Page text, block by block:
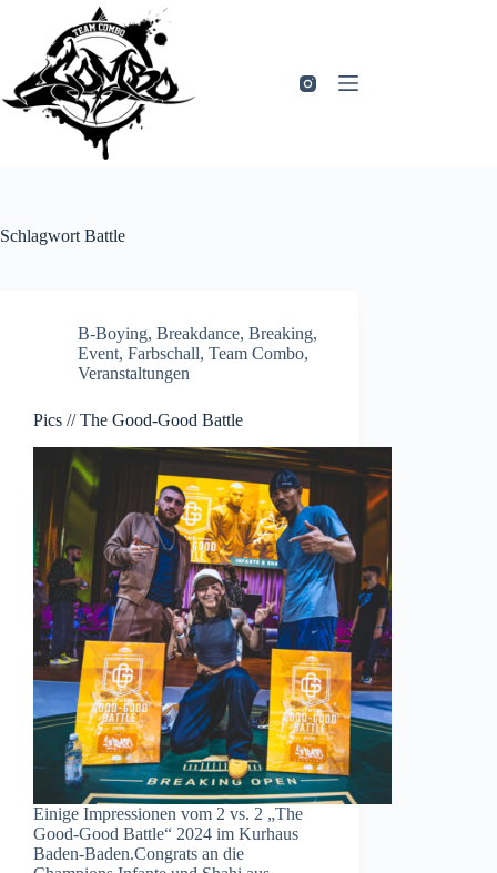
springen
Schlagwort Battle
B-Boying, Breakdance, Breaking,
Event, Farbschall, Team Combo,
Veranstaltungen
Pics // The Good-Good Battle
Einige Impressionen vom 2 vs. 2 „The
Good-Good Battle“ 2024 im Kurhaus
Baden-Baden.Congrats an die